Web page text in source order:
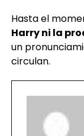
Hasta el
Harry ni la
un
circulan.